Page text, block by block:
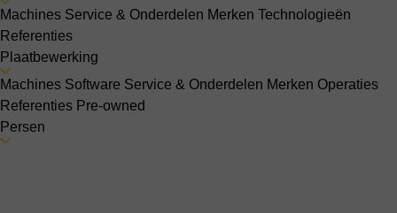
Machines Service & Onderdelen Merken Technologieën
Referenties
Plaatbewerking
Machines Software Service & Onderdelen Merken Operaties
Referenties Pre-owned
Persen